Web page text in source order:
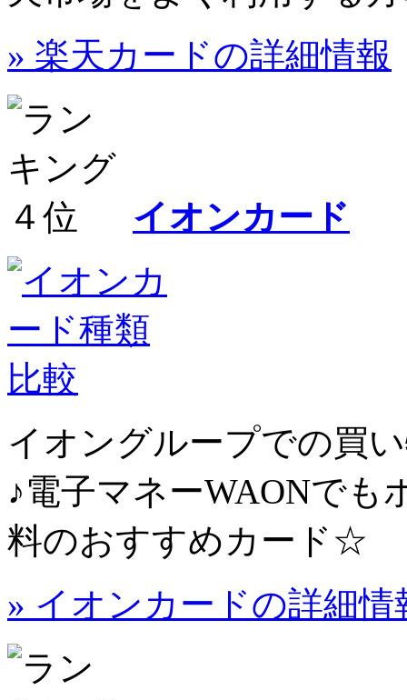
» 楽天カードの詳細情報
イオンカード
イオングループでの買
♪電子マネーWAONでも
料のおすすめカード☆
» イオンカードの詳細情